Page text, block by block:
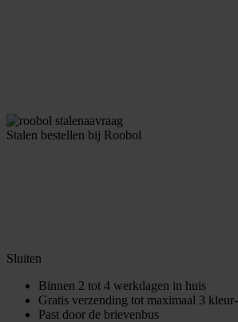
Stalen bestellen bij Roobol
Sluiten
Binnen 2 tot 4 werkdagen in huis
Gratis verzending tot maximaal 3
Past door de brievenbus